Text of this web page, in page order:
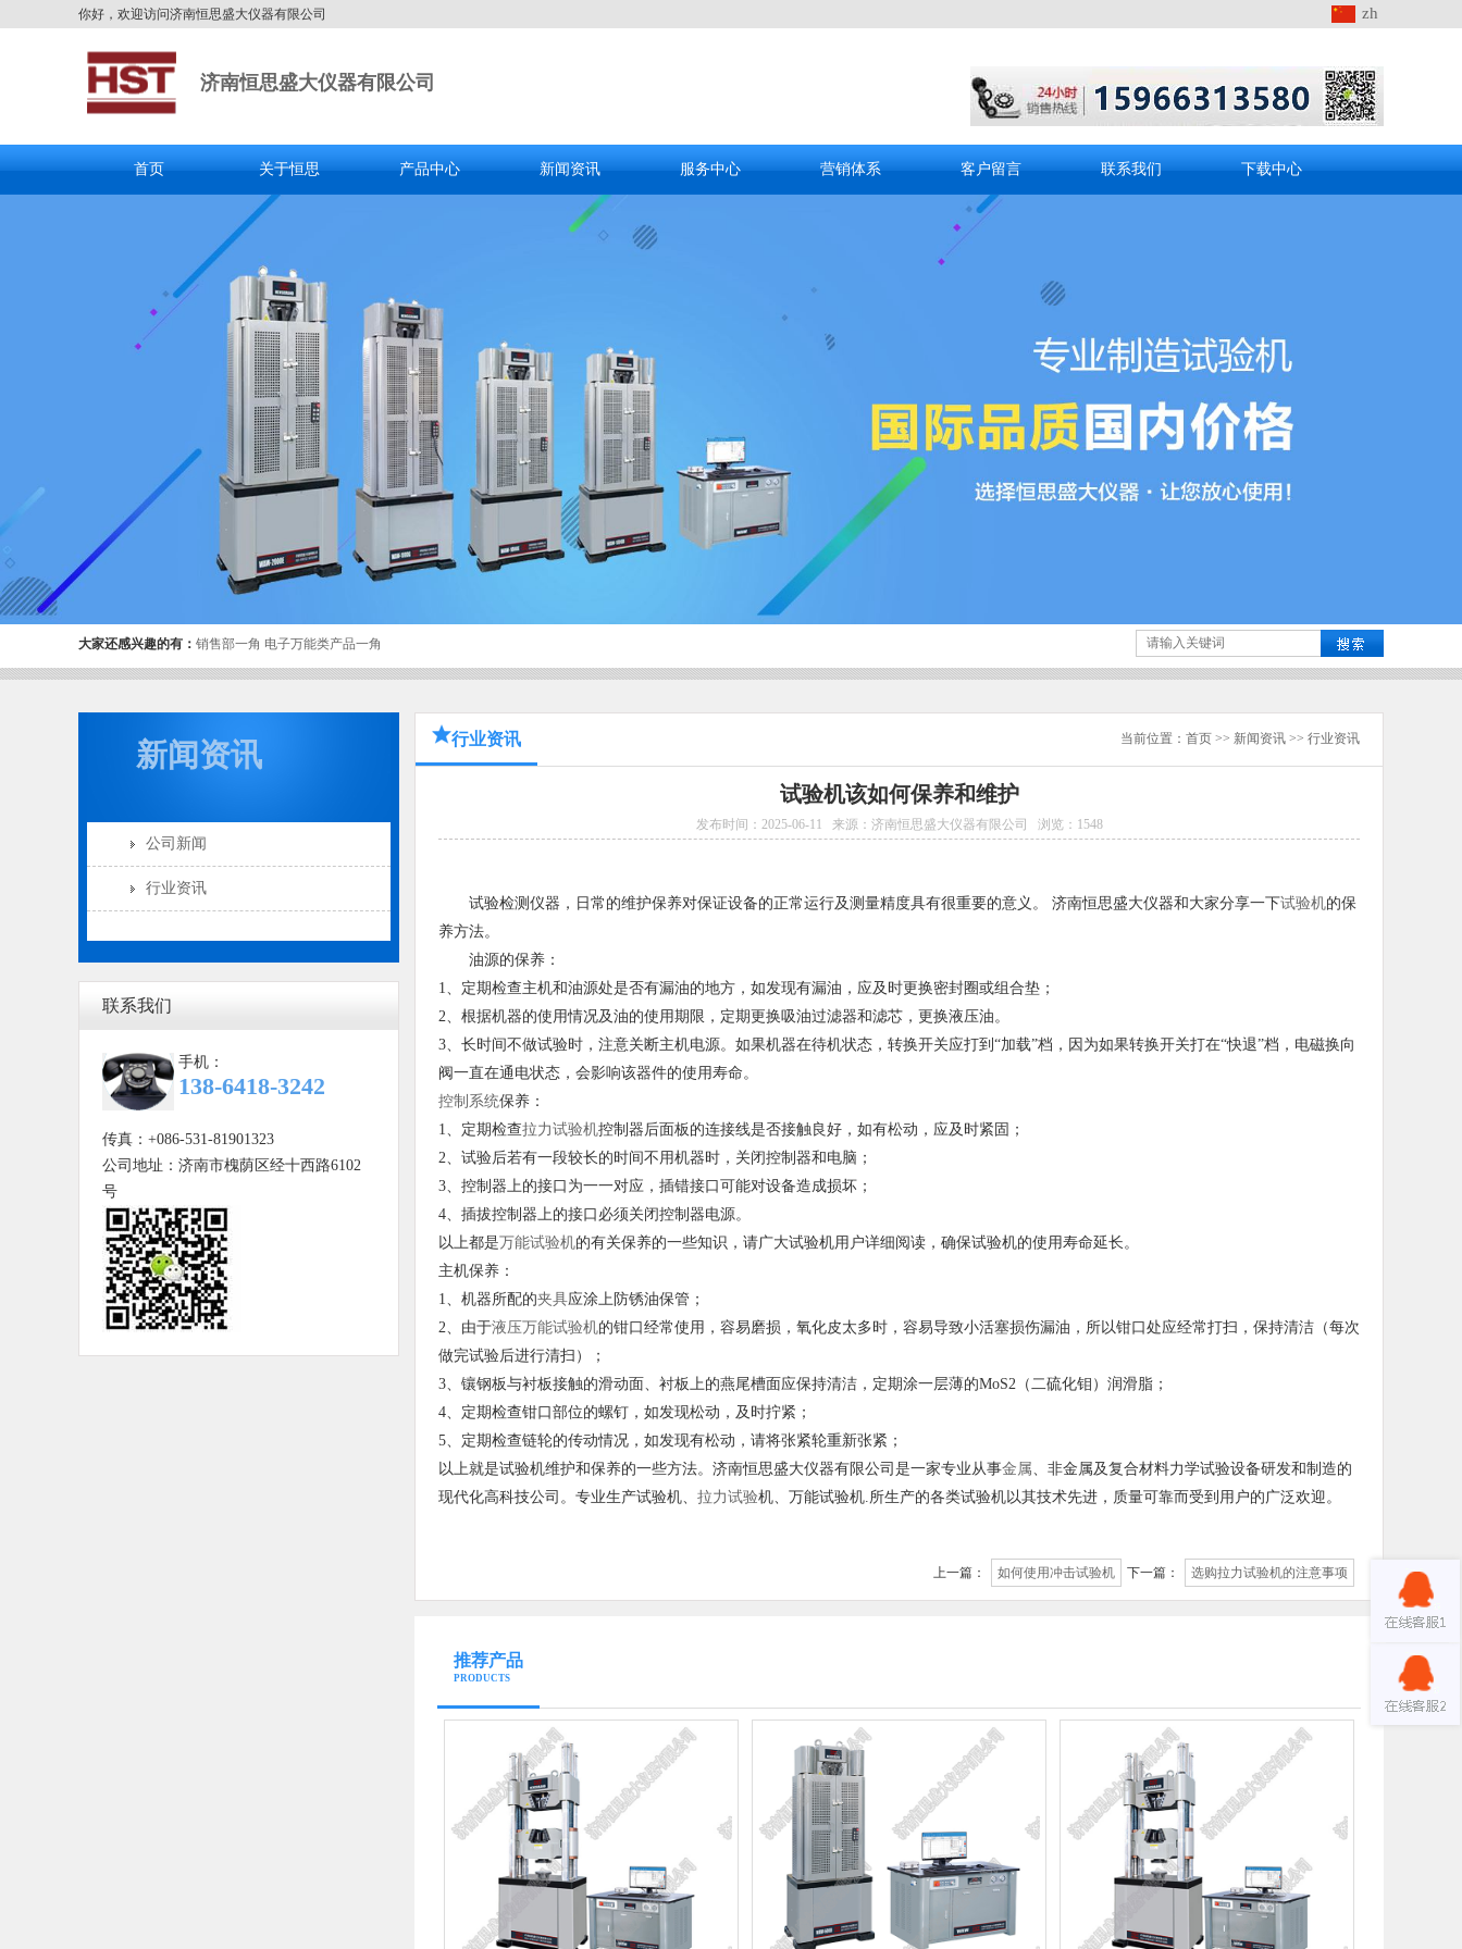
你好，欢迎访问济南恒思盛大仪器有限公司 zh
济南恒思盛大仪器有限公司
首页 关于恒思 产品中心 新闻资讯 服务中心 营销体系 客户留言 联系我们 下载中心
大家还感兴趣的有： 销售部一角 电子万能类产品一角
新闻资讯
公司新闻
行业资讯
联系我们
手机：
138-6418-3242
传真：+086-531-81901323
公司地址：济南市槐荫区经十西路6102
号
当前位置： 首页 >> 新闻资讯 >> 行业资讯
行业资讯
试验机该如何保养和维护
发布时间：2025-06-11 来源：济南恒思盛大仪器有限公司 浏览： 1548
试验检测仪器，日常的维护保养对保证设备的正常运行及测量精度具有很重要的意义。 济南恒思盛大仪器和大家分享一下试验机的保
养方法。
油源的保养：
1、定期检查主机和油源处是否有漏油的地方，如发现有漏油，应及时更换密封圈或组合垫；
2、根据机器的使用情况及油的使用期限，定期更换吸油过滤器和滤芯，更换液压油。
3、长时间不做试验时，注意关断主机电源。如果机器在待机状态，转换开关应打到“加载”档，因为如果转换开关打在“快退”档，电磁换向
阀一直在通电状态，会影响该器件的使用寿命。
控制系统保养：
1、定期检查拉力试验机控制器后面板的连接线是否接触良好，如有松动，应及时紧固；
2、试验后若有一段较长的时间不用机器时，关闭控制器和电脑；
3、控制器上的接口为一一对应，插错接口可能对设备造成损坏；
4、插拔控制器上的接口必须关闭控制器电源。
以上都是万能试验机的有关保养的一些知识，请广大试验机用户详细阅读，确保试验机的使用寿命延长。
主机保养：
1、机器所配的夹具应涂上防锈油保管；
2、由于液压万能试验机的钳口经常使用，容易磨损，氧化皮太多时，容易导致小活塞损伤漏油，所以钳口处应经常打扫，保持清洁（每次
做完试验后进行清扫）；
3、镶钢板与衬板接触的滑动面、衬板上的燕尾槽面应保持清洁，定期涂一层薄的MoS2（二硫化钼）润滑脂；
4、定期检查钳口部位的螺钉，如发现松动，及时拧紧；
5、定期检查链轮的传动情况，如发现有松动，请将张紧轮重新张紧；
以上就是试验机维护和保养的一些方法。济南恒思盛大仪器有限公司是一家专业从事金属 、非金属及复合材料力学试验设备研发和制造的
现代化高科技公司。专业生产试验机、 拉力试验机、万能试验机.所生产的各类试验机以其技术先进，质量可靠而受到用户的广泛欢迎。
上一篇： 如何使用冲击试验机 下一篇： 选购拉力试验机的注意事项
推荐产品
PRODUCTS